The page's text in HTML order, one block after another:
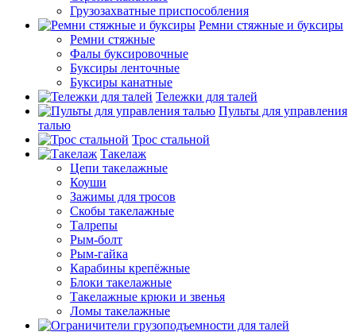
Грузозахватные приспособления
Ремни стяжные и буксиры
Ремни стяжные
Фалы буксировочные
Буксиры ленточные
Буксиры канатные
Тележки для талей
Пульты для управления
талью
Трос стальной
Такелаж
Цепи такелажные
Коуши
Зажимы для тросов
Скобы такелажные
Талрепы
Рым-болт
Рым-гайка
Карабины крепёжные
Блоки такелажные
Такелажные крюки и звенья
Ломы такелажные